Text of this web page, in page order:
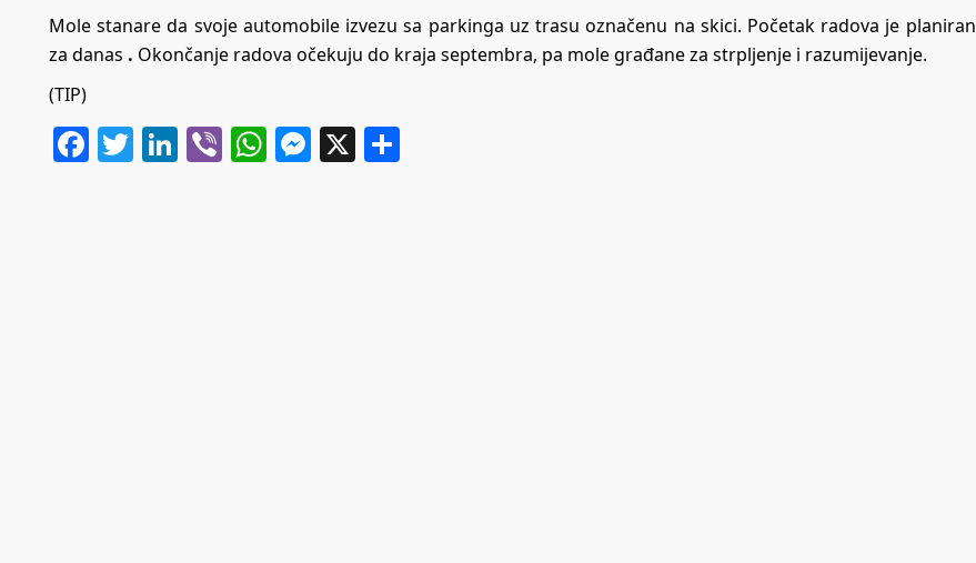
Mole stanare da svoje automobile izvezu sa parkinga uz trasu označenu na skici. Početak radova je planiran
za danas . Okončanje radova očekuju do kraja septembra, pa mole građane za strpljenje i razumijevanje.
(TIP)
Facebook
Twitter
LinkedIn
ViberWhatsApp
Messenger
X